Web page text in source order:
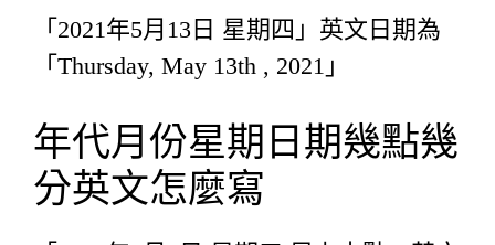
「2021年5月13日 星期四」英文日期為
「Thursday, May 13th , 2021」
年代月份星期日期幾點幾
分英文怎麼寫